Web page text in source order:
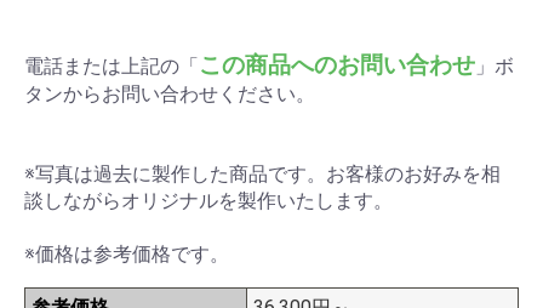
電話または上記の「この商品へのお問い合わせ 」ボ
タンからお問い合わせください。
※写真は過去に製作した商品です。お客様のお好みを相
談しながらオリジナルを製作いたします。
※価格は参考価格です。